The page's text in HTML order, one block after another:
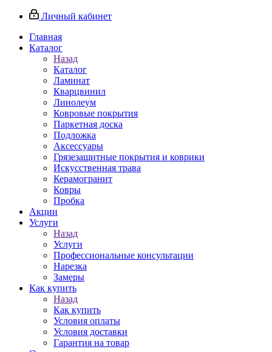
Личный кабинет
Главная
Каталог
Назад
Каталог
Ламинат
Кварцвинил
Линолеум
Ковровые покрытия
Паркетная доска
Подложка
Аксессуары
Грязезащитные покрытия и коврики
Искусственная трава
Керамогранит
Ковры
Пробка
Акции
Услуги
Назад
Услуги
Профессиональные консультации
Нарезка
Замеры
Как купить
Назад
Как купить
Условия оплаты
Условия доставки
Гарантия на товар